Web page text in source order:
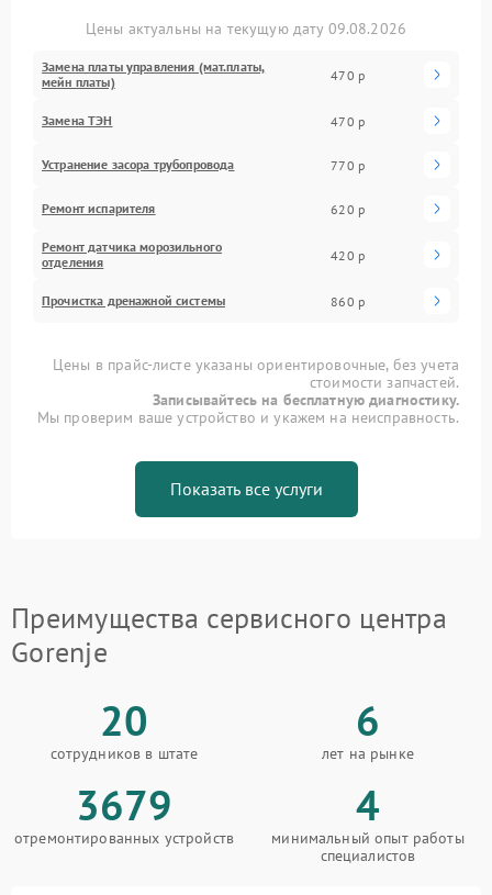
Цены актуальны на текущую дату 09.08.2026
Замена платы управления (мат.платы,
мейн платы)
470 р
Замена ТЭН 470 р
Устранение засора трубопровода 770 р
Ремонт испарителя 620 р
Ремонт датчика морозильного
отделения
420 р
Прочистка дренажной системы 860 р
Цены в прайс-листе указаны ориентировочные, без учета
стоимости запчастей.
Записывайтесь на бесплатную диагностику.
Мы проверим ваше устройство и укажем на неисправность.
Показать все услуги
Преимущества сервисного центра
Gorenje
20
сотрудников в штате
6
лет на рынке
3679
отремонтированных устройств
4
минимальный опыт работы
специалистов